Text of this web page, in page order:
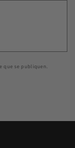
que se publiquen.